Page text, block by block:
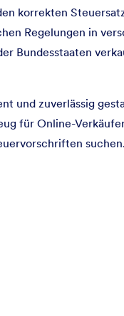
korrekten
Regelungen in
Bundesstaaten
und zuverlässig
für Online-
suchen.